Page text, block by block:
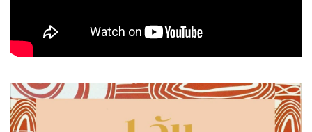
Management & HR
• MGR Live
• การเมือง
• ท่องเที่ยว